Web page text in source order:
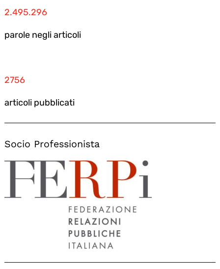
2.495.296
parole negli articoli
2756
articoli pubblicati
Socio Professionista